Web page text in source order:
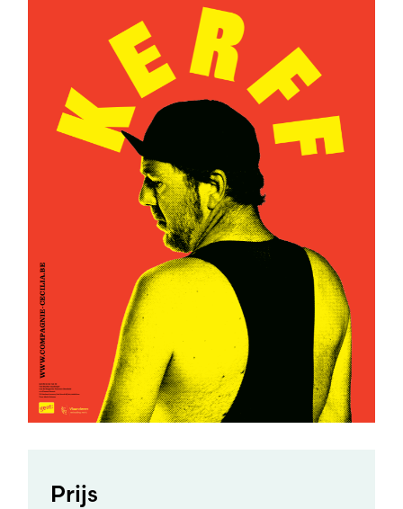
Prijs